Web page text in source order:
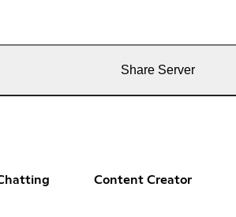
Share Server
Content Creator